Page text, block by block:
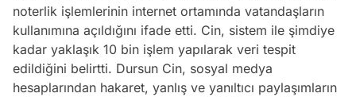
noterlik işlemlerinin internet ortamında vatandaşların
kullanımına açıldığını ifade etti. Cin, sistem ile şimdiye
kadar yaklaşık 10 bin işlem yapılarak veri tespit
edildiğini belirtti. Dursun Cin, sosyal medya
hesaplarından hakaret, yanlış ve yanıltıcı paylaşımların